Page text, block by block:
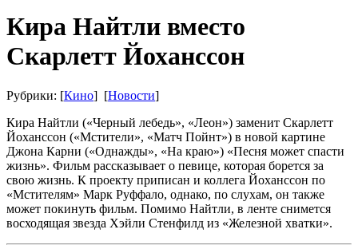
Кира Найтли вместо
Скарлетт Йоханссон
Рубрики: [Кино] [Новости]
Кира Найтли («Черный лебедь», «Леон») заменит Скарлетт
Йоханссон («Мстители», «Матч Пойнт») в новой картине
Джона Карни («Однажды», «На краю») «Песня может спасти
жизнь». Фильм рассказывает о певице, которая борется за
свою жизнь. К проекту приписан и коллега Йоханссон по
«Мстителям» Марк Руффало, однако, по слухам, он также
может покинуть фильм. Помимо Найтли, в ленте снимется
восходящая звезда Хэйли Стенфилд из «Железной хватки».